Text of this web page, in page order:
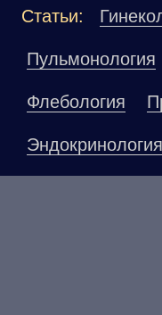
Статьи:
Пульмонология
Флебология
Эндокринология